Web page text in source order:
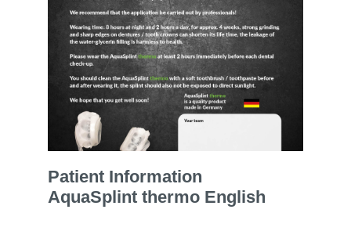
Patient Information
AquaSplint thermo English